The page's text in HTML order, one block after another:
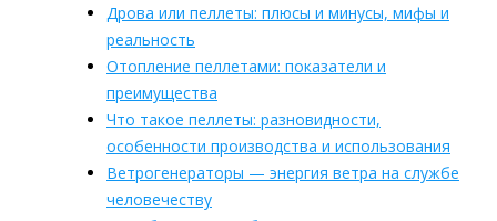
Дрова или пеллеты: плюсы и минусы, мифы и
реальность
Отопление пеллетами: показатели и
преимущества
Что такое пеллеты: разновидности,
особенности производства и использования
Ветрогенераторы — энергия ветра на службе
человечеству